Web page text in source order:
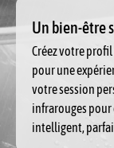
Un bien-être
Créez votre
pour une
votre session
infrarouges
intelligent,